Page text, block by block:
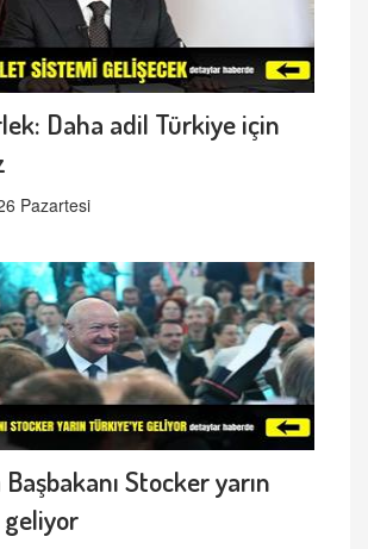
Daha adil Türkiye için
Pazartesi
Stocker yarın